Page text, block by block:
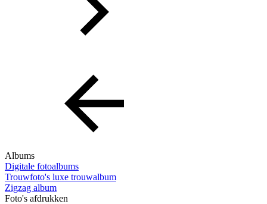
Albums
Digitale fotoalbums
Trouwfoto's luxe trouwalbum
Zigzag album
Foto's afdrukken